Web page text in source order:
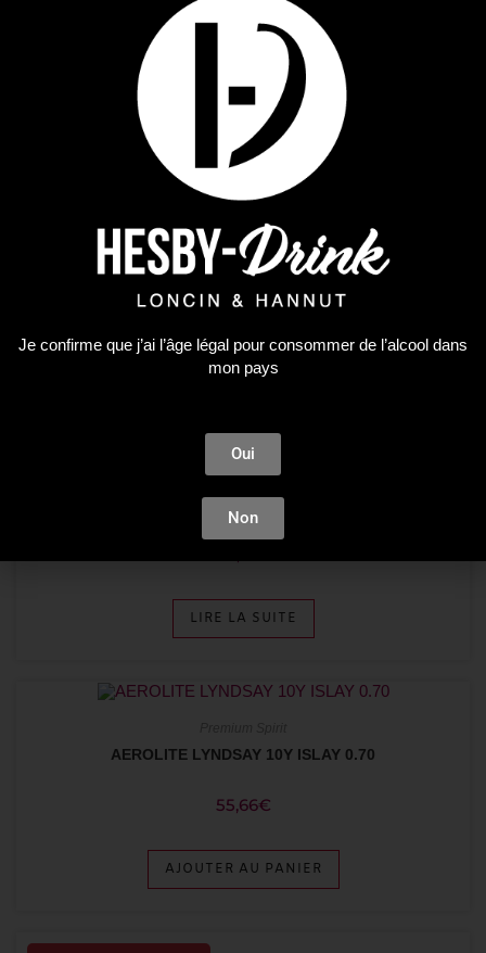
Premium Spirit
ABK6 PINEAU BLANC 10Y 0.75
LIRE LA SUITE
AEROLITE LYNDSAY 10Y ISLAY 0.70
55,66€
AJOUTER AU PANIER
Je confirme que j’ai l’âge légal pour consommer de l’alcool dans
mon pays
Oui
Non